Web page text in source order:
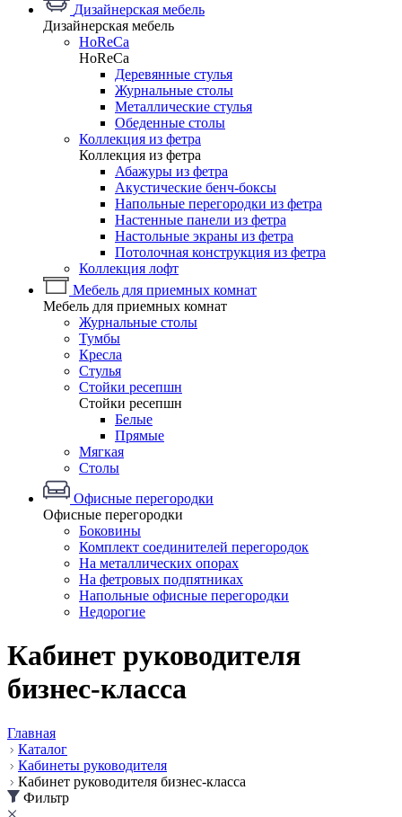
Дизайнерская мебель
Дизайнерская мебель
HoReCa
HoReCa
Деревянные стулья
Журнальные столы
Металлические стулья
Обеденные столы
Коллекция из фетра
Коллекция из фетра
Абажуры из фетра
Акустические бенч-боксы
Напольные перегородки из фетра
Настенные панели из фетра
Настольные экраны из фетра
Потолочная конструкция из фетра
Коллекция лофт
Мебель для приемных комнат
Мебель для приемных комнат
Журнальные столы
Тумбы
Кресла
Стулья
Стойки ресепшн
Стойки ресепшн
Белые
Прямые
Мягкая
Столы
Офисные перегородки
Офисные перегородки
Боковины
Комплект соединителей перегородок
На металлических опорах
На фетровых подпятниках
Напольные офисные перегородки
Недорогие
Кабинет руководителя
бизнес-класса
Главная
Каталог
Кабинеты руководителя
Кабинет руководителя бизнес-класса
Фильтр